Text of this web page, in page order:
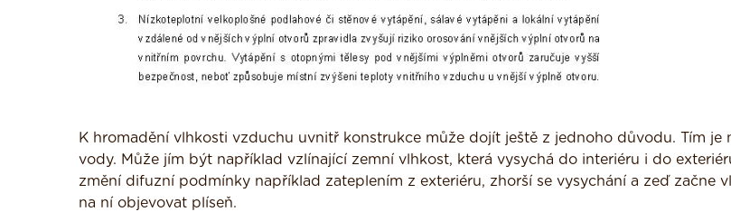
K hromadění vlhkosti vzduchu uvnitř konstrukce může dojít ještě z jednoho důvodu. Tím je
vody. Může jím být například vzlínající zemní vlhkost, která vysychá do interiéru i do
změní difuzní podmínky například zateplením z exteriéru, zhorší se vysychání a zeď začne
na ní objevovat plíseň.